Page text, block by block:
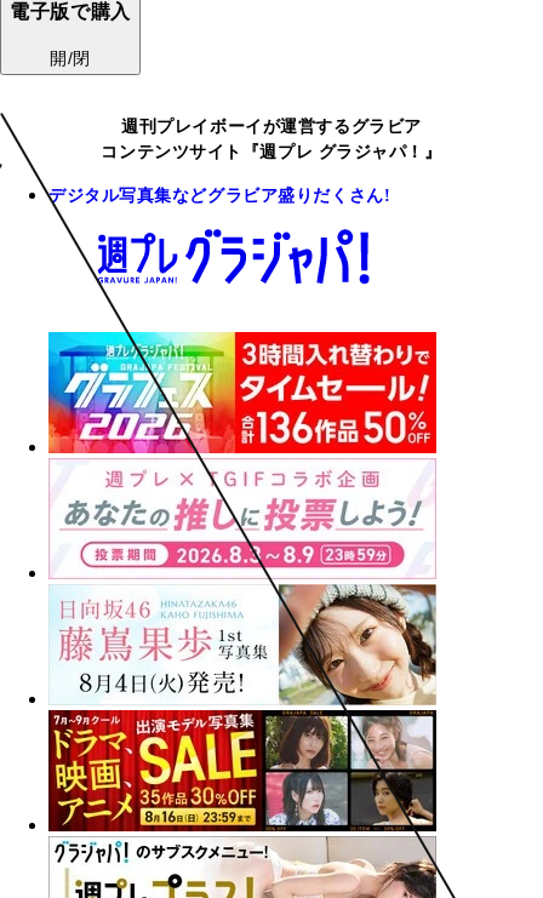
電子版で購入
開/閉
週刊プレイボーイが運営するグラビア
コンテンツサイト『週プレ グラジャパ！』
デジタル写真集などグラビア盛りだくさん!